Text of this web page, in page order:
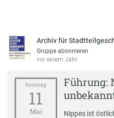
Archiv für
Gruppe abonnieren
vor einem Jahr
Sonntag
11
Mai
Führung:
Nippes ist